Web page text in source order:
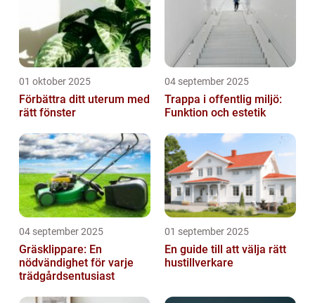
01 oktober 2025
Förbättra ditt uterum med
rätt fönster
04 september 2025
Trappa i offentlig miljö:
Funktion och estetik
04 september 2025
Gräsklippare: En
nödvändighet för varje
trädgårdsentusiast
01 september 2025
En guide till att välja rätt
hustillverkare